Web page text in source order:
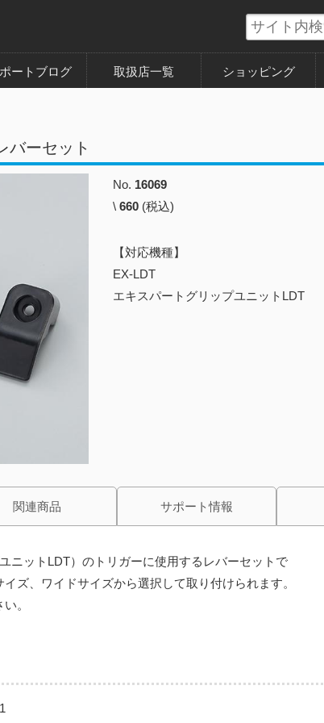
ートブログ 取扱店一覧 ショッピング
バーセット
No. 16069
\ 660 (税込)
【対応機種】
EX-LDT
エキスパートグリップユニットLDT
関連商品 サポート情報
ニットLDT）のトリガーに使用するレバーセットで
ズ、ワイドサイズから選択して取り付けられます。
。